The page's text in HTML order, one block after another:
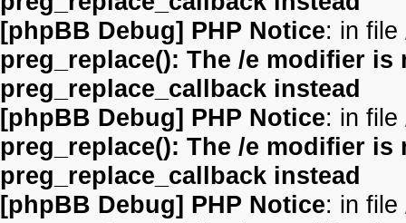
[phpBB Debug] PHP Notice: in file
preg_replace(): The /e modifier
preg_replace_callback instead
[phpBB Debug] PHP Notice: in file
preg_replace(): The /e modifier
preg_replace_callback instead
[phpBB Debug] PHP Notice: in file